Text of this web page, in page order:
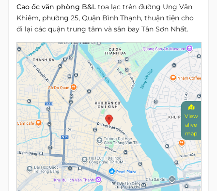
Cao ốc văn phòng B&Ltọa lạc trên đường Ung Văn
Khiêm, phường 25, Quận Bình Thạnh, thuận tiện cho
đi lại các quận trung tâm và sân bay Tân Sơn Nhất.
View
alive
map